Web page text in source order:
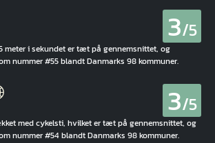
3/5
meter i sekundet er tæt på gennemsnittet, og
nummer #55 blandt Danmarks 98 kommuner.
3/5
med cykelsti, hvilket er tæt på gennemsnittet, og
nummer #54 blandt Danmarks 98 kommuner.